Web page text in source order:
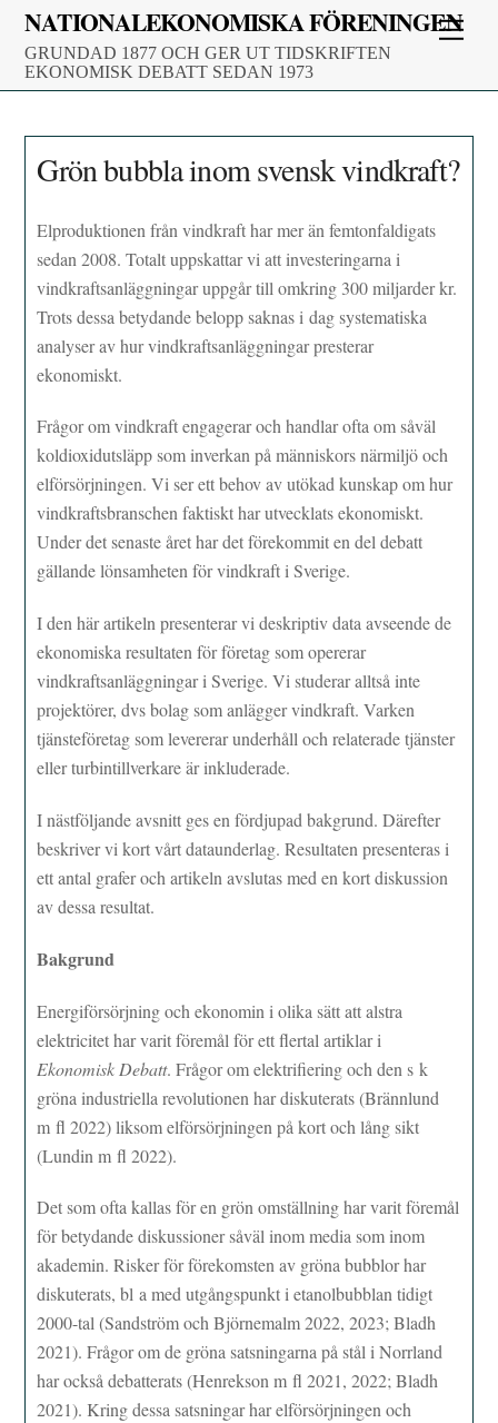
Skip
content
NATIONALEKONOMISKA FÖRENINGEN
GRUNDAD 1877 OCH GER UT TIDSKRIFTEN
EKONOMISK DEBATT SEDAN 1973
Grön bubbla inom svensk vindkraft?
Elproduktionen från vindkraft har mer än femtonfaldigats
sedan 2008. Totalt uppskattar vi att investeringarna i
vindkraftsanläggningar uppgår till omkring 300 miljarder kr.
Trots dessa betydande belopp saknas i dag systematiska
analyser av hur vindkraftsanläggningar presterar
ekonomiskt.
Frågor om vindkraft engagerar och handlar ofta om såväl
koldioxidutsläpp som inverkan på människors närmiljö och
elförsörjningen. Vi ser ett behov av utökad kunskap om hur
vindkraftsbranschen faktiskt har utvecklats ekonomiskt.
Under det senaste året har det förekommit en del debatt
gällande lönsamheten för vindkraft i Sverige.
I den här artikeln presenterar vi deskriptiv data avseende de
ekonomiska resultaten för företag som opererar
vindkraftsanläggningar i Sverige. Vi studerar alltså inte
projektörer, dvs bolag som anlägger vindkraft. Varken
tjänsteföretag som levererar underhåll och relaterade tjänster
eller turbintillverkare är inkluderade.
I nästföljande avsnitt ges en fördjupad bakgrund. Därefter
beskriver vi kort vårt dataunderlag. Resultaten presenteras i
ett antal grafer och artikeln avslutas med en kort diskussion
av dessa resultat.
Bakgrund
Energiförsörjning och ekonomin i olika sätt att alstra
elektricitet har varit föremål för ett flertal artiklar i
Ekonomisk Debatt. Frågor om elektrifiering och den s k
gröna industriella revolutionen har diskuterats (Brännlund
m fl 2022) liksom elförsörjningen på kort och lång sikt
(Lundin m fl 2022).
Det som ofta kallas för en grön omställning har varit föremål
för betydande diskussioner såväl inom media som inom
akademin. Risker för förekomsten av gröna bubblor har
diskuterats, bl a med utgångspunkt i etanolbubblan tidigt
2000-tal (Sandström och Björnemalm 2022, 2023; Bladh
2021). Frågor om de gröna satsningarna på stål i Norrland
har också debatterats (Henrekson m fl 2021, 2022; Bladh
2021). Kring dessa satsningar har elförsörjningen och